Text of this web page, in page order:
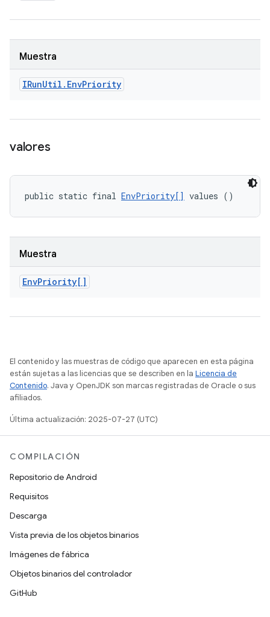
Muestra
IRunUtil . EnvPriority
valores
public static final EnvPriority[] values ()
Muestra
EnvPriority[]
El contenido y las muestras de código que aparecen en esta página
están sujetas a las licencias que se describen en la Licencia de
Contenido. Java y OpenJDK son marcas registradas de Oracle o sus
afiliados.
Última actualización: 2025-07-27 (UTC)
COMPILACIÓN
Repositorio de Android
Requisitos
Descarga
Vista previa de los objetos binarios
Imágenes de fábrica
Objetos binarios del controlador
GitHub